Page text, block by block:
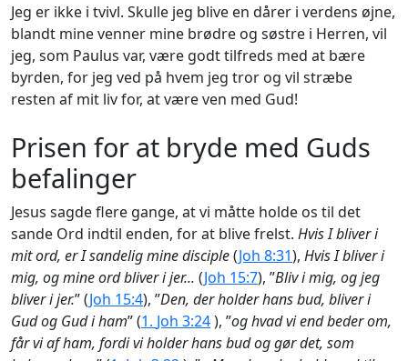
Jeg er ikke i tvivl. Skulle jeg blive en dårer i verdens øjne,
blandt mine venner mine brødre og søstre i Herren, vil
jeg, som Paulus var, være godt tilfreds med at bære
byrden, for jeg ved på hvem jeg tror og vil stræbe
resten af mit liv for, at være ven med Gud!
Prisen for at bryde med Guds
befalinger
Jesus sagde flere gange, at vi måtte holde os til det
sande Ord indtil enden, for at blive frelst. Hvis I bliver i
mit ord, er I sandelig mine disciple(Joh 8:31), Hvis I bliver i
mig, og mine ord bliver i jer... (Joh 15:7), ”Bliv i mig, og jeg
bliver i jer.” (Joh 15:4), ”Den, der holder hans bud, bliver i
Gud og Gud i ham” (1. Joh 3:24), ”og hvad vi end beder om,
får vi af ham, fordi vi holder hans bud og gør det, som